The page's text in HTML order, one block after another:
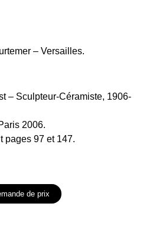
– Versailles.
– Sculpteur-Céramiste, 1906-
2006.
pages 97 et 147.
de prix